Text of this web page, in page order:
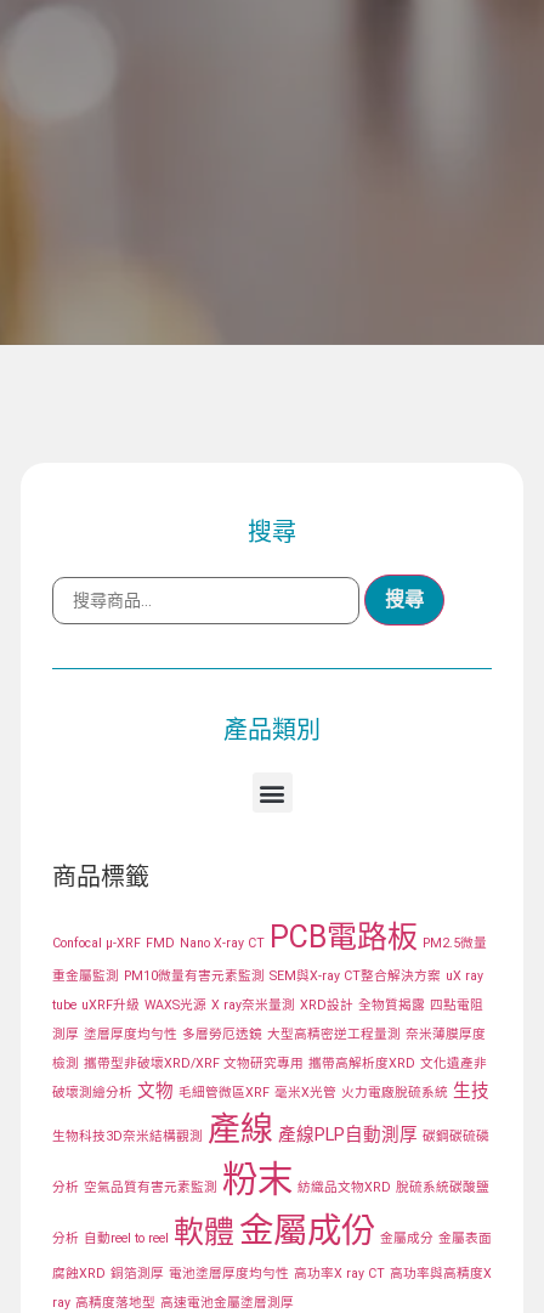
搜尋
搜尋
產品類別
商品標籤
Confocal μ-XRF FMD Nano X-ray CT PCB電路板 PM2.5微量
重金屬監測 PM10微量有害元素監測 SEM與X-ray CT整合解決方案 uX ray
tube uXRF升級 WAXS光源 X ray奈米量測 XRD設計 全物質揭露 四點電阻
測厚 塗層厚度均勻性 多層勞厄透鏡 大型高精密逆工程量測 奈米薄膜厚度
檢測 攜帶型非破壞XRD/XRF 文物研究專用 攜帶高解析度XRD 文化遺產非
破壞測繪分析 文物 毛細管微區XRF 毫米X光管 火力電廠脫硫系統 生技
生物科技3D奈米結構觀測 產線 產線PLP自動測厚 碳鋼碳硫磷
分析 空氣品質有害元素監測 粉末 紡織品文物XRD 脫硫系統碳酸鹽
分析 自動reel to reel 軟體 金屬成份 金屬成分 金屬表面
腐蝕XRD 銅箔測厚 電池塗層厚度均勻性 高功率X ray CT 高功率與高精度X
ray 高精度落地型 高速電池金屬塗層測厚